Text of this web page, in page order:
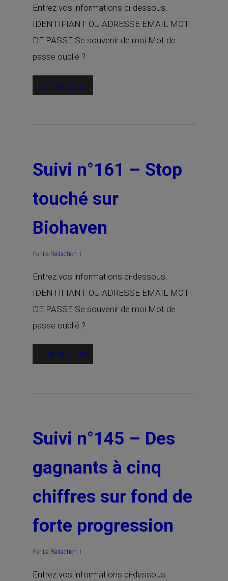
Entrez vos informations ci-dessous.
IDENTIFIANT OU ADRESSE EMAIL MOT
DE PASSE Se souvenir de moi Mot de
passe oublié ?
Lire la suite
Suivi n°161 – Stop
touché sur
Biohaven
Par La Rédaction
Entrez vos informations ci-dessous.
IDENTIFIANT OU ADRESSE EMAIL MOT
DE PASSE Se souvenir de moi Mot de
passe oublié ?
Lire la suite
Suivi n°145 – Des
gagnants à cinq
chiffres sur fond de
forte progression
Par La Rédaction
Entrez vos informations ci-dessous.